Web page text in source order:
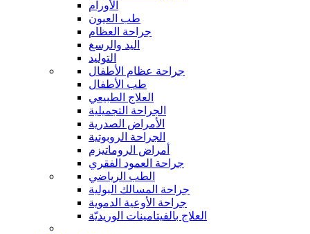
الأورام
طب العيون
جراحة العظام
اليد والرسغ
التوليد
جراحة عظام الأطفال
طب الأطفال
العلاج الطبيعي
الجراحة التجميلية
الأمراض الصدرية
الجراحة الروبوتية
أمراض الروماتيزم
جراحة العمود الفقري
الطب الرياضي
جراحة المسالك البولية
جراحة الأوعية الدموية
العلاج بالفيتامينات الوريديّة